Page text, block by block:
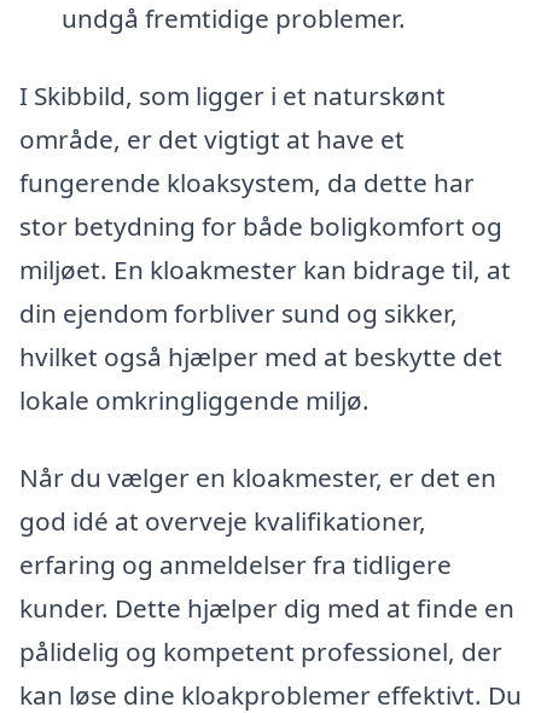
undgå fremtidige problemer.
I Skibbild, som ligger i et naturskønt
område, er det vigtigt at have et
fungerende kloaksystem, da dette har
stor betydning for både boligkomfort og
miljøet. En kloakmester kan bidrage til, at
din ejendom forbliver sund og sikker,
hvilket også hjælper med at beskytte det
lokale omkringliggende miljø.
Når du vælger en kloakmester, er det en
god idé at overveje kvalifikationer,
erfaring og anmeldelser fra tidligere
kunder. Dette hjælper dig med at finde en
pålidelig og kompetent professionel, der
kan løse dine kloakproblemer effektivt. Du